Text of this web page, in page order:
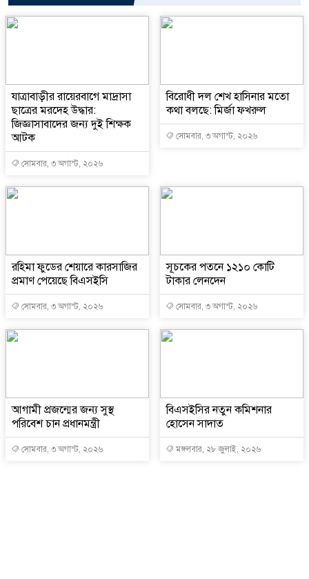
যাত্রাবাড়ীর রায়েরবাগে মাদ্রাসা
ছাত্রের মরদেহ উদ্ধার:
জিজ্ঞাসাবাদের জন্য দুই শিক্ষক
আটক
সোমবার, ৩ অগাস্ট, ২০২৬
বিরোধী দল শেখ হাসিনার মতো
কথা বলছে: মির্জা ফখরুল
সোমবার, ৩ অগাস্ট, ২০২৬
রহিমা ফুডের শেয়ারে কারসাজির
প্রমাণ পেয়েছে বিএসইসি
সোমবার, ৩ অগাস্ট, ২০২৬
সূচকের পতনে ১২১০ কোটি
টাকার লেনদেন
সোমবার, ৩ অগাস্ট, ২০২৬
আগামী প্রজন্মের জন্য সুস্থ
পরিবেশ চান প্রধানমন্ত্রী
সোমবার, ৩ অগাস্ট, ২০২৬
বিএসইসির নতুন কমিশনার
হোসেন সাদাত
মঙ্গলবার, ২৮ জুলাই, ২০২৬